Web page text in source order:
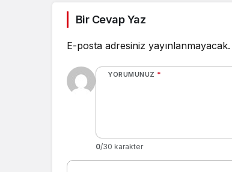
Bir Cevap Yaz
E-posta adresiniz yayınlanmayacak.
YORUMUNUZ *
0/30 karakter